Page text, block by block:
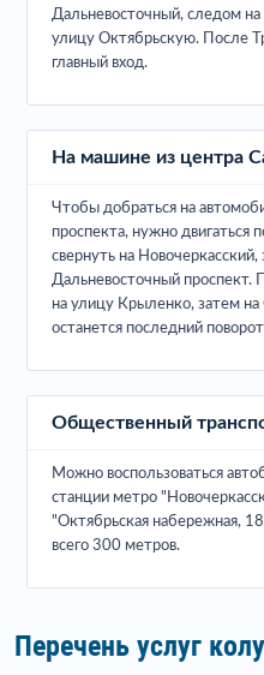
Дальневосточный, следом
улицу Октябрьскую. После
главный вход.
На машине из центра
Чтобы добраться на
проспекта, нужно двигаться
свернуть на Новочеркасский,
Дальневосточный проспект.
на улицу Крыленко, затем
останется последний
Общественный
Можно воспользоваться
станции метро
"Октябрьская набережная,
всего 300 метров.
Перечень услуг